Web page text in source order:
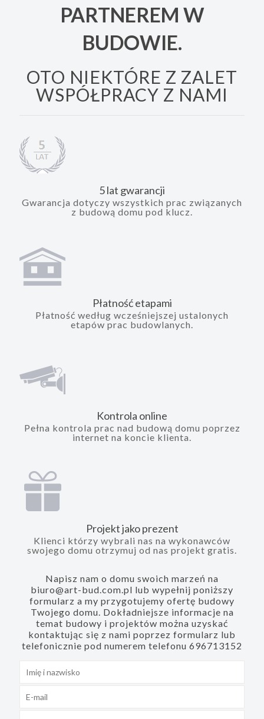
PARTNEREM W
BUDOWIE.
OTO NIEKTÓRE Z ZALET
WSPÓŁPRACY Z NAMI
5 lat gwarancji
Gwarancja dotyczy wszystkich prac związanych
z budową domu pod klucz.
Płatność etapami
Płatność według wcześniejszej ustalonych
etapów prac budowlanych.
Kontrola online
Pełna kontrola prac nad budową domu poprzez
internet na koncie klienta.
Projekt jako prezent
Klienci którzy wybrali nas na wykonawców
swojego domu otrzymuj od nas projekt gratis.
Napisz nam o domu swoich marzeń na
biuro@art-bud.com.pl lub wypełnij poniższy
formularz a my przygotujemy ofertę budowy
Twojego domu. Dokładniejsze informacje na
temat budowy i projektów można uzyskać
kontaktując się z nami poprzez formularz lub
telefonicznie pod numerem telefonu 696713152